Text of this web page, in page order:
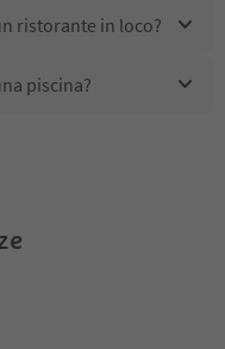
ristorante in loco?
piscina?
domestici?
Garni - B&B
l'Alto Adige